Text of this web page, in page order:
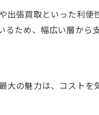
ェックポイント解説
張買取といった利
ため、幅広い層から
の魅力は、コスト